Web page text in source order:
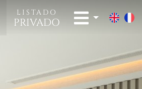
LISTADO
PRIVADO